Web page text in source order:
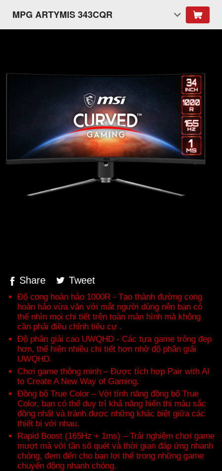
MPG ARTYMIS 343CQR
Share Tweet
Độ cong hoàn hảo 1000R - Tạo thành đường cong
hoàn hảo vừa vặn với mắt người dùng nên bạn có
thể nhìn mọi chi tiết trên toàn màn hình mà không
cần phải điều chỉnh tiêu cự .
Độ phân giải cao UWQHD - Các tựa game trông đẹp
hơn, thể hiện nhiều chi tiết hơn nhờ độ phân giải
UWQHD.
Chơi game thông minh – Được tích hợp Pair with AI
to Create A New Way of Gaming.
Đồng bộ True Color – Với tính năng đồng bộ True
Color, bạn có thể duy trì khả năng hiển thị màu sắc
đồng nhất và tránh được những khác biệt giữa các
thiết bị với nhau.
Rapid Boost (165Hz + 1ms) – Trải nghiệm chơi game
mượt mà với tần số quét và thời gian đáp ứng nhanh
chóng, đem đến cho bạn lợi thế trong những game
chuyển động nhanh chóng.